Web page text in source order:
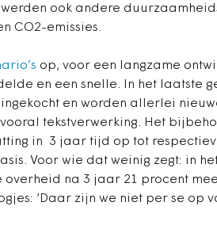
ook andere
CO2-emissies.
op, voor een langzame
en een snelle. In het laatste
en worden allerlei
tekstverwerking. Het
in 3 jaar tijd op tot
Voor wie dat weinig zegt: in
na 3 jaar 21 procent
‘Daar zijn we niet per se op